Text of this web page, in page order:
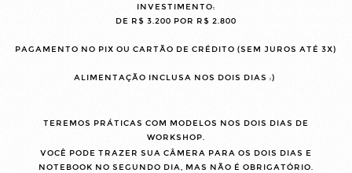
INVESTIMENTO:
DE R$ 3.200 POR R$ 2.800
PAGAMENTO NO PIX OU CARTÃO DE CRÉDITO (SEM JUROS ATÉ 3X)
ALIMENTAÇÃO INCLUSA NOS DOIS DIAS :)
TEREMOS PRÁTICAS COM MODELOS NOS DOIS DIAS DE
WORKSHOP.
VOCÊ PODE TRAZER SUA CÂMERA PARA OS DOIS DIAS E
NOTEBOOK NO SEGUNDO DIA, MAS NÃO É OBRIGATÓRIO.